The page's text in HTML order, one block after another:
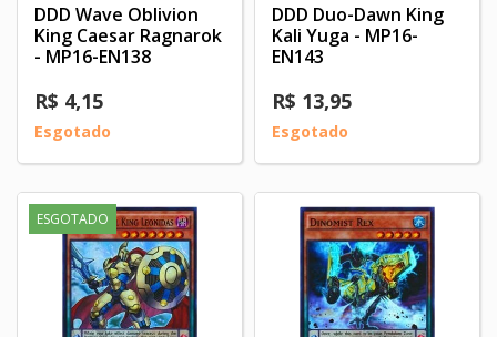
DDD Wave Oblivion
King Caesar Ragnarok
- MP16-EN138
R$ 4,15
Esgotado
DDD Duo-Dawn King
Kali Yuga - MP16-
EN143
R$ 13,95
Esgotado
ESGOTADO